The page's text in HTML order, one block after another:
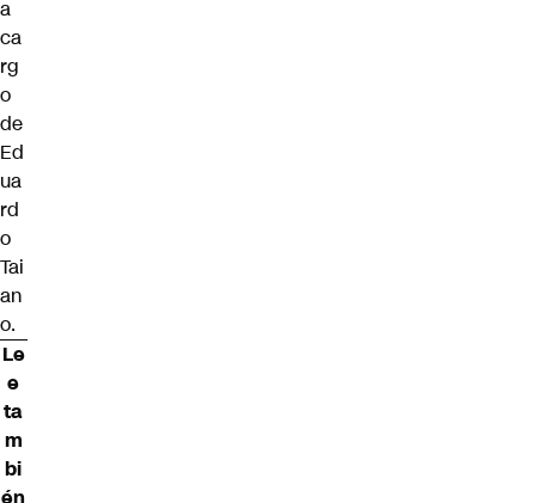
a
ca
rg
o
de
Ed
ua
rd
o
Tai
an
o.
Le
e
ta
m
bi
én